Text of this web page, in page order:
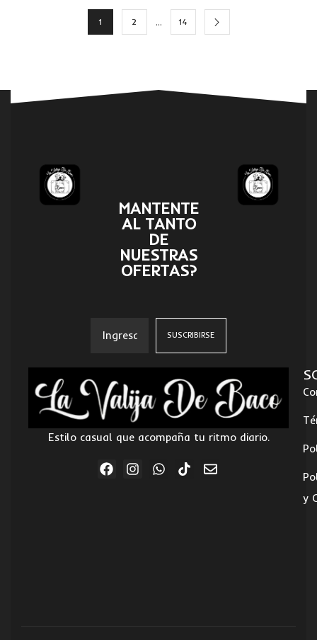
1 2 … 14
MANTENTE
AL TANTO
DE
NUESTRAS
OFERTAS?
Estilo casual que acompaña tu ritmo diario.
y